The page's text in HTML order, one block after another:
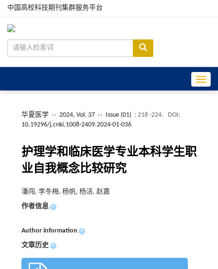
中国高校科技期刊集群服务平台
华夏医学 ›› 2024, Vol. 37 ›› Issue (01) : 218 -224.
DOI:
10.19296/j.cnki.1008-2409.2024-01-036
护理学和临床医学专业本科学生职
业自我概念比较研究
潘闯, 李冬梅, 杨帆, 杨洁, 赵嘉
作者信息 +
Author information +
文章历史 +